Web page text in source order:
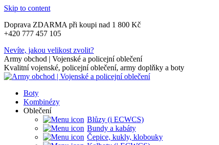
Skip to content
Doprava ZDARMA při koupi nad 1 800 Kč
+420 777 457 105
Nevíte, jakou velikost zvolit?
Army obchod | Vojenské a policejní oblečení
Kvalitní vojenské, policejní oblečení, army doplňky a boty
Boty
Kombinézy
Oblečení
Blůzy (i ECWCS)
Bundy a kabáty
Čepice, kukly, klobouky